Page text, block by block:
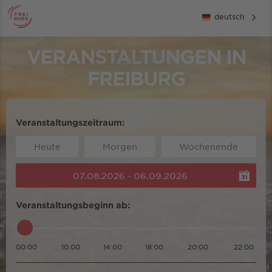
deutsch
VERANSTALTUNGEN IN
FREIBURG
Veranstaltungszeitraum:
Heute Morgen Wochenende
07.08.2026 - 06.09.2026
Veranstaltungsbeginn ab:
00:00 10:00 14:00 18:00 20:00 22:00